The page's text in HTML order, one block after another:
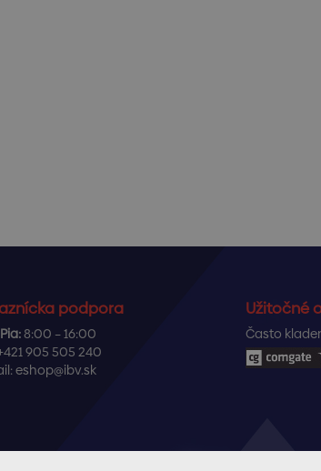
podpora
8:00 – 16:00
905 505 240
eshop@ibv.sk
Užitočné
Často